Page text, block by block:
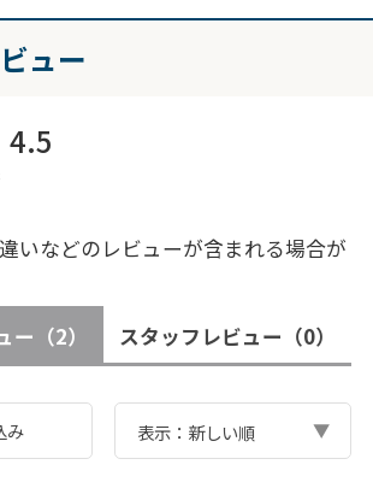
ュー
4.5
いなどのレビューが含まれる場合が
ー （2） スタッフレビュー （0）
み 表示：新しい順